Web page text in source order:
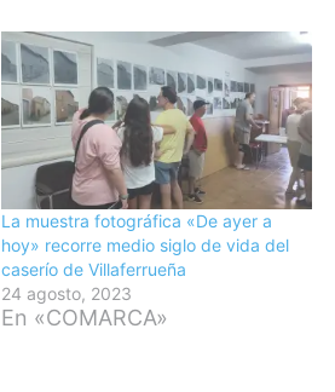
La muestra fotográfica «De ayer a
hoy» recorre medio siglo de vida del
caserío de Villaferrueña
24 agosto, 2023
En «COMARCA»